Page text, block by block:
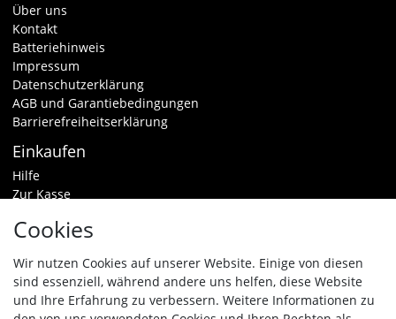
Über uns
Kontakt
Batteriehinweis
Impressum
Datenschutzerklärung
AGB und Garantiebedingungen
Barrierefreiheitserklärung
Einkaufen
Hilfe
Zur Kasse
Zahlungsarten & Versand
Vertrag widerrufen
Cookies
Wir nutzen Cookies auf unserer Website. Einige von diesen
sind essenziell, während andere uns helfen, diese Website
und Ihre Erfahrung zu verbessern. Weitere Informationen zu